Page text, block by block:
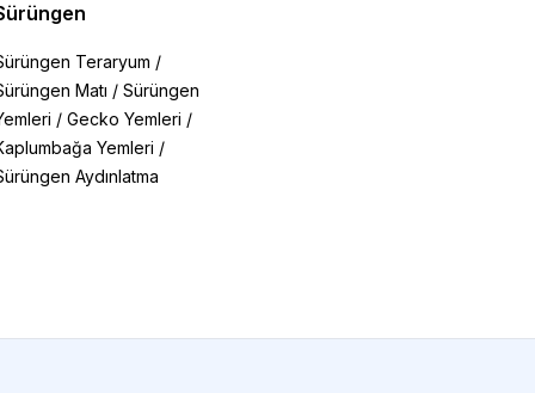
Teraryum /
Matı / Sürüngen
/ Gecko Yemleri /
Yemleri /
Aydınlatma